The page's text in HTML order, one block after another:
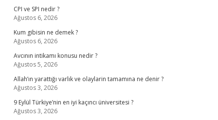
CPI ve SPI nedir ?
Ağustos 6, 2026
Kum gibisin ne demek ?
Ağustos 6, 2026
Avcının intikamı konusu nedir ?
Ağustos 5, 2026
Allah’ın yarattığı varlık ve olaylarin tamamına ne denir ?
Ağustos 3, 2026
9 Eylül Türkiye’nin en iyi kaçıncı üniversitesi ?
Ağustos 3, 2026